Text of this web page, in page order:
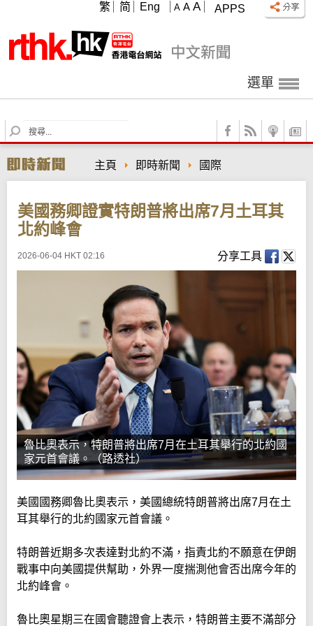
APPS
A A A
繁 简 Eng
選單
S
e
r
c
主頁 即時新聞 國際
美國務卿證實特朗普將出席7月土耳其
北約峰會
2026-06-04 HKT 02:16 分享工具
魯比奧表示，特朗普將出席7月在土耳其舉行的北約國
家元首會議。（路透社）
美國國務卿魯比奧表示，美國總統特朗普將出席7月在土
耳其舉行的北約國家元首會議。
特朗普近期多次表達對北約不滿，指責北約不願意在伊朗
戰事中向美國提供幫助，外界一度揣測他會否出席今年的
北約峰會。
魯比奧星期三在國會聽證會上表示，特朗普主要不滿部分